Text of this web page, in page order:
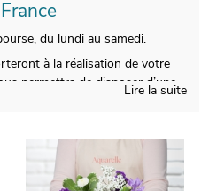
du lundi au samedi.
à la réalisation de votre
permettra de disposer d’une
l’expédition, votre bouquet sera
ensuite parvenir cette
vous puissiez vous assurer
Lire la suite